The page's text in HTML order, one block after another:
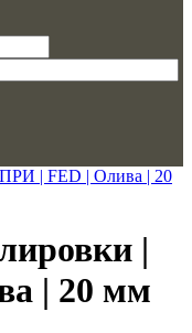
| FED | Олива | 20
|
| 20 мм